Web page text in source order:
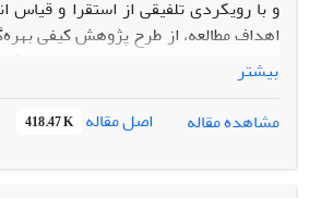
و با رویکردی تلفیقی از استقرا و قیاس
اهداف مطالعه، از طرح پژوهش کیفی
از نوع کاربردی–توسعه‌ای بوده و هدف آن
برای بهبود تصویر ذهنی مشتریان از
تهران است. از نظر گردآوری داده‌ها،
غیرآزمایشی (توصیفی) قرار دارد که با
اجرا شد. جامعه مشارکت‌کنندگان را
بیشتر
مشاهده مقاله
اصل مقاله 418.47 K